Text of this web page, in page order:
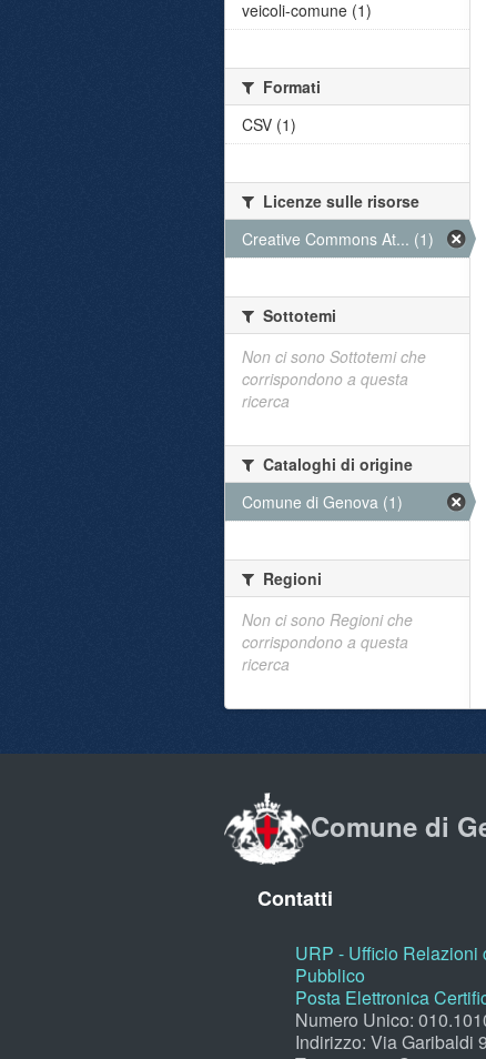
veicoli-comune (1)
Formati
CSV (1)
Licenze sulle risorse
Creative Commons At... (1)
Sottotemi
Non ci sono Sottotemi che
corrispondono a questa
ricerca
Cataloghi di origine
Comune di Genova (1)
Regioni
Non ci sono Regioni che
corrispondono a questa
ricerca
Comune di
Contatti
URP - Ufficio Relazioni
Pubblico
Posta Elettronica
Numero Unico:
Indirizzo: Via Garibaldi